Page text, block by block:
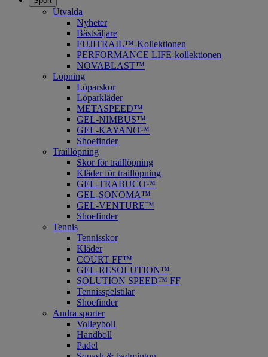
Utvalda
Nyheter
Bästsäljare
FUJITRAIL™-Kollektionen
PERFORMANCE LIFE-kollektionen
NOVABLAST™
Löpning
Löparskor
Löparkläder
METASPEED™
​GEL-NIMBUS™
GEL-KAYANO™
Shoefinder
Traillöpning
Skor för traillöpning
Kläder för traillöpning
GEL-TRABUCO™
GEL-SONOMA™
GEL-VENTURE™
Shoefinder
Tennis
Tennisskor
Kläder
COURT FF™
GEL-RESOLUTION™
SOLUTION SPEED™ FF
Tennisspelstilar
Shoefinder
Andra sporter
Volleyboll
Handboll
Padel